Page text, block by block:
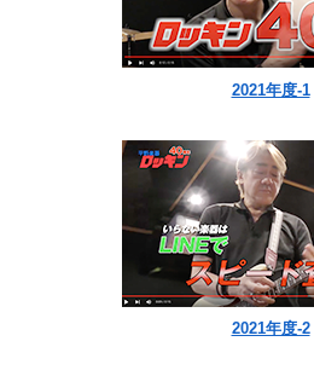
2021年度-1
2021年度-2